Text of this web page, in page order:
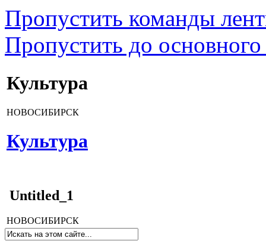
Пропустить команды
Пропустить до основного
Культура
НОВОСИБИРСК
Культура
Untitled_1
НОВОСИБИРСК